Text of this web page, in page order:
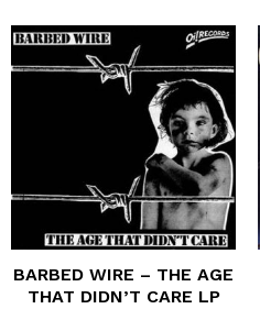
BARBED WIRE – THE AGE
THAT DIDN’T CARE LP